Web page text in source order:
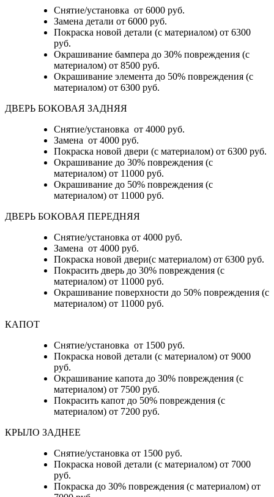
Снятие/установка от 6000 руб.
Замена детали от 6000 руб.
Покраска новой детали (с материалом) от 6300
руб.
Окрашивание бампера до 30% повреждения (с
материалом) от 8500 руб.
Окрашивание элемента до 50% повреждения (с
материалом) от 6300 руб.
ДВЕРЬ БОКОВАЯ ЗАДНЯЯ
Снятие/установка от 4000 руб.
Замена от 4000 руб.
Покраска новой двери (с материалом) от 6300 руб.
Окрашивание до 30% повреждения (с
материалом) от 11000 руб.
Окрашивание до 50% повреждения (с
материалом) от 11000 руб.
ДВЕРЬ БОКОВАЯ ПЕРЕДНЯЯ
Снятие/установка от 4000 руб.
Замена от 4000 руб.
Покраска новой двери(с материалом) от 6300 руб.
Покрасить дверь до 30% повреждения (с
материалом) от 11000 руб.
Окрашивание поверхности до 50% повреждения (с
материалом) от 11000 руб.
КАПОТ
Снятие/установка от 1500 руб.
Покраска новой детали (с материалом) от 9000
руб.
Окрашивание капота до 30% повреждения (с
материалом) от 7500 руб.
Покрасить капот до 50% повреждения (с
материалом) от 7200 руб.
КРЫЛО ЗАДНЕЕ
Снятие/установка от 1500 руб.
Покраска новой детали (с материалом) от 7000
руб.
Покраска до 30% повреждения (с материалом) от